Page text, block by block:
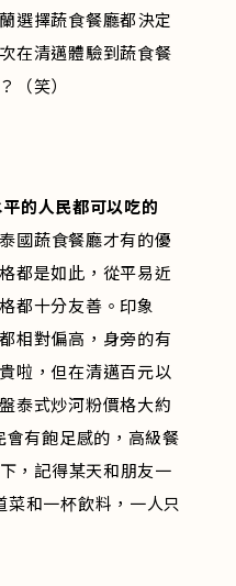
選擇蔬食餐廳都決定
在清邁體驗到蔬食餐
（笑）
的人民都可以吃的
國蔬食餐廳才有的優
都是如此，從平易近
都十分友善。印象
相對偏高，身旁的有
啦，但在清邁百元以
泰式炒河粉價格大約
有飽足感的，高級餐
，記得某天和朋友一
和一杯飲料，一人只